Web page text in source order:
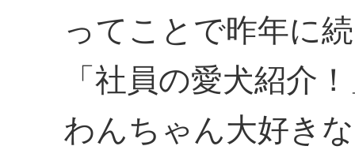
ってことで昨年に
「社員の愛犬紹介
わんちゃん大好き